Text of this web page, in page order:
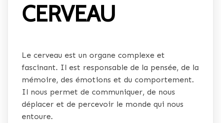
CERVEAU
Le cerveau est un organe complexe et
fascinant. Il est responsable de la pensée, de la
mémoire, des émotions et du comportement.
Il nous permet de communiquer, de nous
déplacer et de percevoir le monde qui nous
entoure.